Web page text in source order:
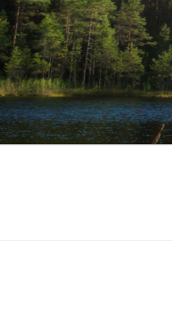
Siirry
sisältöön